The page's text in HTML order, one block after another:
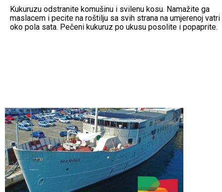
Kukuruzu odstranite komušinu i svilenu kosu. Namažite ga
maslacem i pecite na roštilju sa svih strana na umjerenoj vatri
oko pola sata. Pečeni kukuruz po ukusu posolite i popaprite.